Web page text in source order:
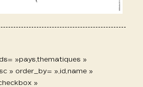
»pays,thematiques »
» order_by= »,id,name »
»